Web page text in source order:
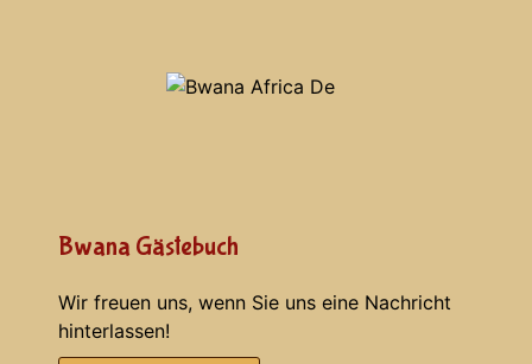
Bwana Gästebuch
Wir freuen uns, wenn Sie uns eine Nachricht
hinterlassen!